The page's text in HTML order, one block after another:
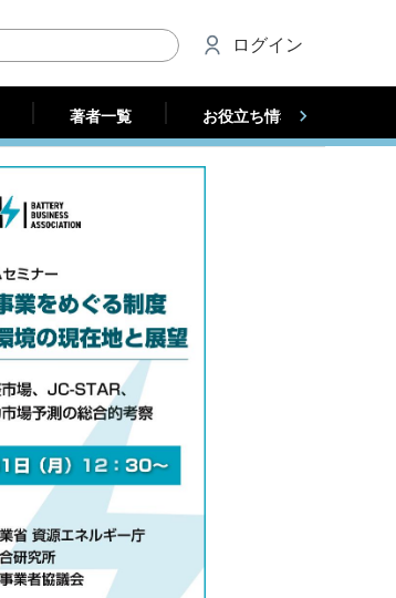
ログイン
著者一覧 お役立ち情報（法人）
著者一覧